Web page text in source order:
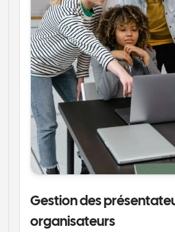
Gestion des
organisateurs